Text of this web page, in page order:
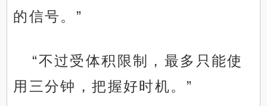
的信号。”
“不过受体积限制，最多只能使
用三分钟，把握好时机。”